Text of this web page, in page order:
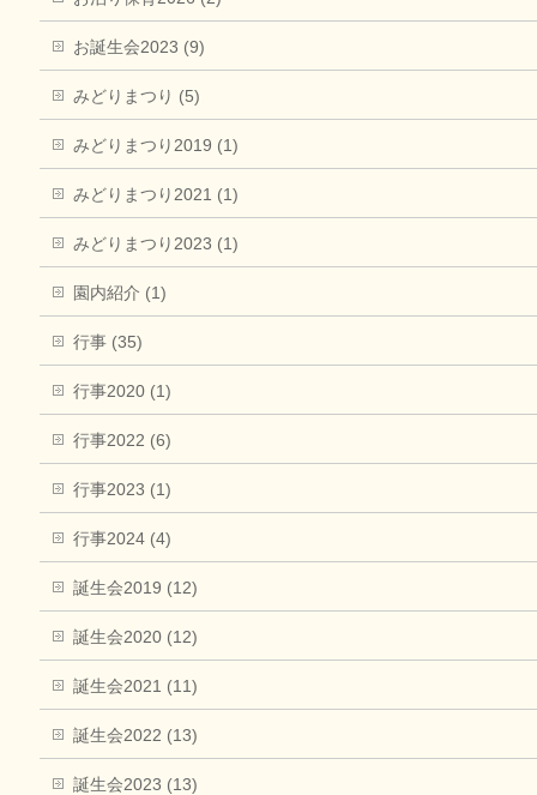
お誕生会2023 (9)
みどりまつり (5)
みどりまつり2019 (1)
みどりまつり2021 (1)
みどりまつり2023 (1)
園内紹介 (1)
行事 (35)
行事2020 (1)
行事2022 (6)
行事2023 (1)
行事2024 (4)
誕生会2019 (12)
誕生会2020 (12)
誕生会2021 (11)
誕生会2022 (13)
誕生会2023 (13)